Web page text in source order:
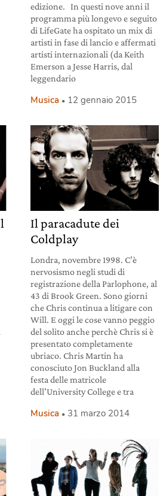
edizione. In questi nove anni il
programma più longevo e seguito
di LifeGate ha ospitato un mix di
artisti in fase di lancio e affermati
artisti internazionali (da Keith
Emerson a Jesse Harris, dal
leggendario
Musica 12 gennaio 2015
Il paracadute dei
Coldplay
Londra, novembre 1998. C’è
nervosismo negli studi di
registrazione della Parlophone, al
43 di Brook Green. Sono giorni
che Chris continua a litigare con
Will. E oggi le cose vanno peggio
del solito anche perchè Chris si è
presentato completamente
ubriaco. Chris Martin ha
conosciuto Jon Buckland alla
festa delle matricole
dell’University College e tra
Musica 31 marzo 2014